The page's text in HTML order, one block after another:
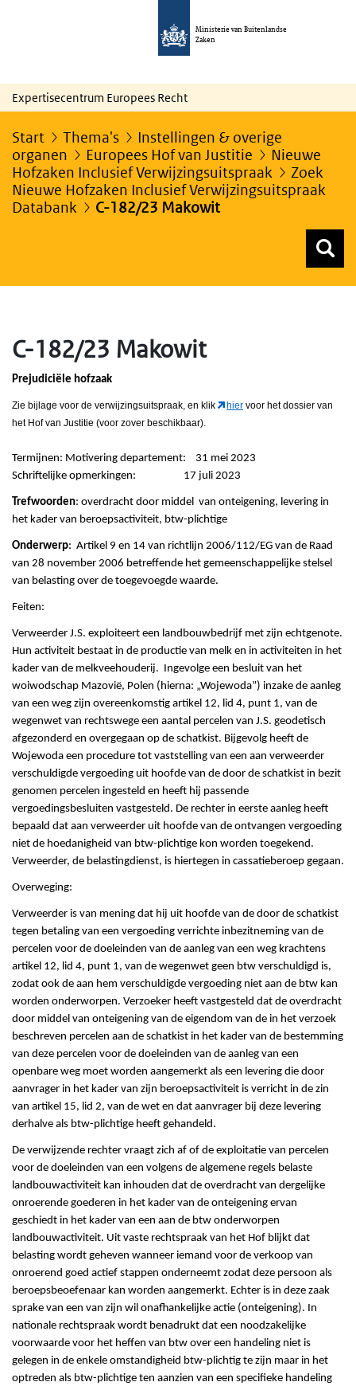
Ministerie van Buitenlandse
Zaken
Expertisecentrum Europees Recht
Start Thema's
Instellingen & overige
organen
Europees Hof van Justitie
Nieuwe
Hofzaken Inclusief Verwijzingsuitspraak
Zoek
Nieuwe Hofzaken Inclusief Verwijzingsuitspraak
Databank
C-182/23 Makowit
C-182/23 Makowit
Prejudiciële hofzaak
Zie bijlage voor de verwijzingsuitspraak, en klik hier voor het dossier van
het Hof van Justitie (voor zover beschikbaar).
Termijnen: Motivering departement: 31 mei 2023
Schriftelijke opmerkingen: 17 juli 2023
Trefwoorden: overdracht door middel van onteigening, levering in
het kader van beroepsactiviteit, btw-plichtige
Onderwerp: Artikel 9 en 14 van richtlijn 2006/112/EG van de Raad
van 28 november 2006 betreffende het gemeenschappelijke stelsel
van belasting over de toegevoegde waarde.
Feiten:
Verweerder J.S. exploiteert een landbouwbedrijf met zijn echtgenote.
Hun activiteit bestaat in de productie van melk en in activiteiten in het
kader van de melkveehouderij. Ingevolge een besluit van het
woiwodschap Mazovië, Polen (hierna: „Wojewoda”) inzake de aanleg
van een weg zijn overeenkomstig artikel 12, lid 4, punt 1, van de
wegenwet van rechtswege een aantal percelen van J.S. geodetisch
afgezonderd en overgegaan op de schatkist. Bijgevolg heeft de
Wojewoda een procedure tot vaststelling van een aan verweerder
verschuldigde vergoeding uit hoofde van de door de schatkist in bezit
genomen percelen ingesteld en heeft hij passende
vergoedingsbesluiten vastgesteld. De rechter in eerste aanleg heeft
bepaald dat aan verweerder uit hoofde van de ontvangen vergoeding
niet de hoedanigheid van btw-plichtige kon worden toegekend.
Verweerder, de belastingdienst, is hiertegen in cassatieberoep gegaan.
Overweging:
Verweerder is van mening dat hij uit hoofde van de door de schatkist
tegen betaling van een vergoeding verrichte inbezitneming van de
percelen voor de doeleinden van de aanleg van een weg krachtens
artikel 12, lid 4, punt 1, van de wegenwet geen btw verschuldigd is,
zodat ook de aan hem verschuldigde vergoeding niet aan de btw kan
worden onderworpen. Verzoeker heeft vastgesteld dat de overdracht
door middel van onteigening van de eigendom van de in het verzoek
beschreven percelen aan de schatkist in het kader van de bestemming
van deze percelen voor de doeleinden van de aanleg van een
openbare weg moet worden aangemerkt als een levering die door
aanvrager in het kader van zijn beroepsactiviteit is verricht in de zin
van artikel 15, lid 2, van de wet en dat aanvrager bij deze levering
derhalve als btw-plichtige heeft gehandeld.
De verwijzende rechter vraagt zich af of de exploitatie van percelen
voor de doeleinden van een volgens de algemene regels belaste
landbouwactiviteit kan inhouden dat de overdracht van dergelijke
onroerende goederen in het kader van de onteigening ervan
geschiedt in het kader van een aan de btw onderworpen
landbouwactiviteit. Uit vaste rechtspraak van het Hof blijkt dat
belasting wordt geheven wanneer iemand voor de verkoop van
onroerend goed actief stappen onderneemt zodat deze persoon als
beroepsbeoefenaar kan worden aangemerkt. Echter is in deze zaak
sprake van een van zijn wil onafhankelijke actie (onteigening). In
nationale rechtspraak wordt benadrukt dat een noodzakelijke
voorwaarde voor het heffen van btw over een handeling niet is
gelegen in de enkele omstandigheid btw-plichtig te zijn maar in het
optreden als btw-plichtige ten aanzien van een specifieke handeling